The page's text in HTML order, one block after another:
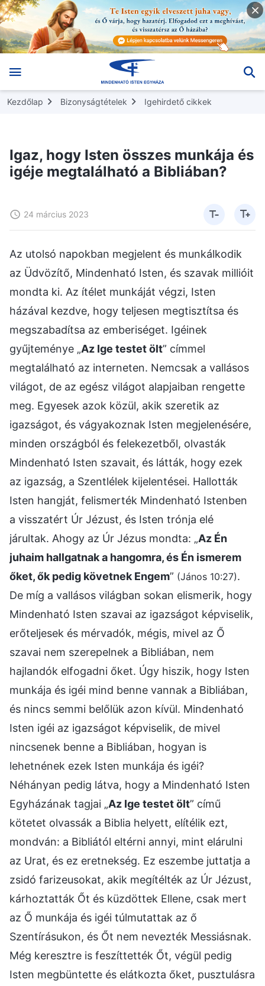
Kezdőlap Bizonyságtételek Igehirdető cikkek
Igaz, hogy Isten összes munkája és
igéje megtalálható a Bibliában?
24 március 2023
Az utolsó napokban megjelent és munkálkodik
az Üdvözítő, Mindenható Isten, és szavak millióit
mondta ki. Az ítélet munkáját végzi, Isten
házával kezdve, hogy teljesen megtisztítsa és
megszabadítsa az emberiséget. Igéinek
gyűjteménye „Az Ige testet ölt” címmel
megtalálható az interneten. Nemcsak a vallásos
világot, de az egész világot alapjaiban rengette
meg. Egyesek azok közül, akik szeretik az
igazságot, és vágyakoznak Isten megjelenésére,
minden országból és felekezetből, olvasták
Mindenható Isten szavait, és látták, hogy ezek
az igazság, a Szentlélek kijelentései. Hallották
Isten hangját, felismerték Mindenható Istenben
a visszatért Úr Jézust, és Isten trónja elé
járultak. Ahogy az Úr Jézus mondta: „Az Én
juhaim hallgatnak a hangomra, és Én ismerem
őket, ők pedig követnek Engem” (János 10:27).
De míg a vallásos világban sokan elismerik, hogy
Mindenható Isten szavai az igazságot képviselik,
erőteljesek és mérvadók, mégis, mivel az Ő
szavai nem szerepelnek a Bibliában, nem
hajlandók elfogadni őket. Úgy hiszik, hogy Isten
munkája és igéi mind benne vannak a Bibliában,
és nincs semmi belőlük azon kívül. Mindenható
Isten igéi az igazságot képviselik, de mivel
nincsenek benne a Bibliában, hogyan is
lehetnének ezek Isten munkája és igéi?
Néhányan pedig látva, hogy a Mindenható Isten
Egyházának tagjai „Az Ige testet ölt” című
kötetet olvassák a Biblia helyett, elítélik ezt,
mondván: a Bibliától eltérni annyi, mint elárulni
az Urat, és ez eretnekség. Ez eszembe juttatja a
zsidó farizeusokat, akik megítélték az Úr Jézust,
kárhoztatták Őt és küzdöttek Ellene, csak mert
az Ő munkája és igéi túlmutattak az ő
Szentírásukon, és Őt nem nevezték Messiásnak.
Még keresztre is feszíttették Őt, végül pedig
Isten megbüntette és elátkozta őket, pusztulásra